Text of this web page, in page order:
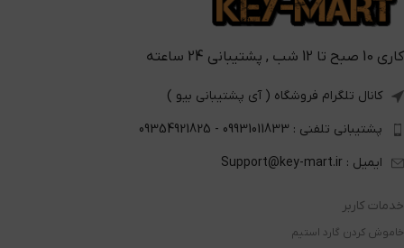
کاری 10 صبح تا 12 شب , پشتیبانی 24 ساعته
کانال تلگرام فروشگاه ( آی پشتیبانی بیو )
پشتیبانی تلفنی : 09931011833 - 09354921825
ایمیل : Support@key-mart.ir
خدمات کاربر
خاموش کردن گارد استیم